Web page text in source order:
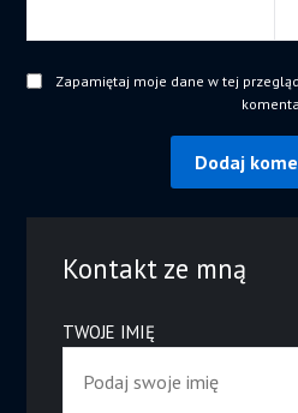
Zapamiętaj moje dane w tej
Kontakt ze mną
TWOJE IMIĘ